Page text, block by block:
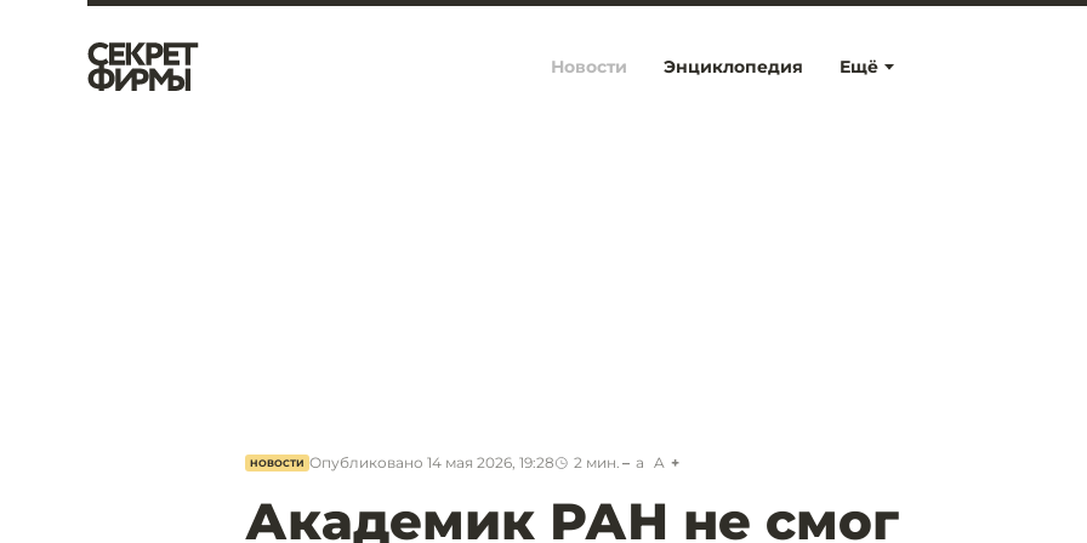
Ещё
Новости Энциклопедия
НОВОСТИ Опубликовано 14 мая 2026, 19:28 2 мин. a A
Академик РАН не смог